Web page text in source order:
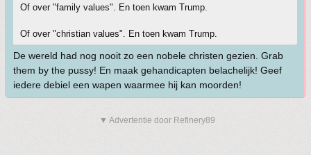
Of over "family values". En toen kwam Trump.
Of over "christian values". En toen kwam Trump.
De wereld had nog nooit zo een nobele christen gezien. Grab
them by the pussy! En maak gehandicapten belachelijk! Geef
iedere debiel een wapen waarmee hij kan moorden!
▼ Advertentie door Refinery89